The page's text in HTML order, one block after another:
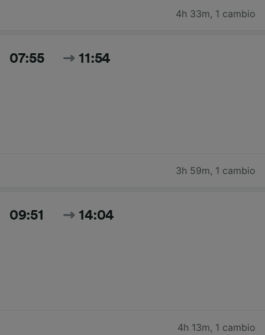
4h 33m, 1 cambio
07:55 11:54
3h 59m, 1 cambio
09:51 14:04
4h 13m, 1 cambio